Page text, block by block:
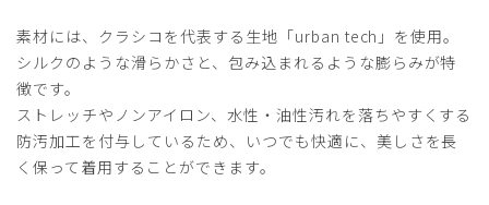
素材には、クラシコを代表する生地「urban tech」を使用。
シルクのような滑らかさと、包み込まれるような膨らみが特
徴です。
ストレッチやノンアイロン、水性・油性汚れを落ちやすくする
防汚加工を付与しているため、いつでも快適に、美しさを長
く保って着用することができます。